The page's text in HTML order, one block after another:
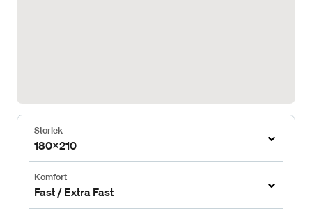
Storlek
180x210
Komfort
Fast / Extra Fast